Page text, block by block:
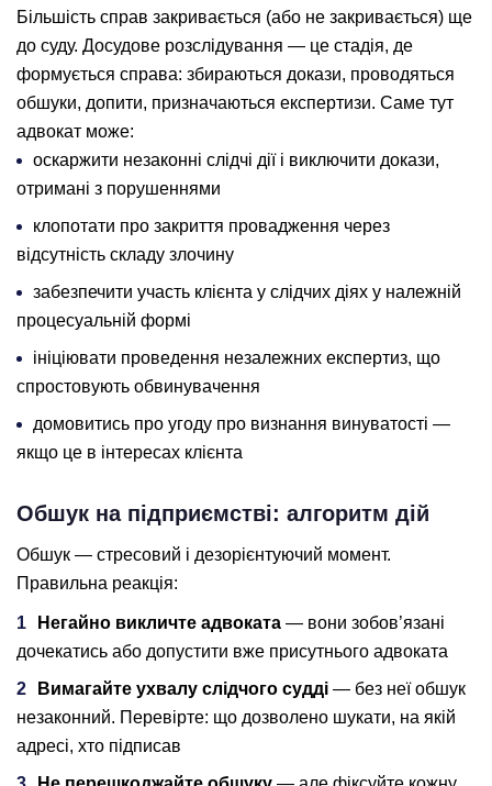
Більшість справ закривається (або не закривається) ще
до суду. Досудове розслідування — це стадія, де
формується справа: збираються докази, проводяться
обшуки, допити, призначаються експертизи. Саме тут
адвокат може:
оскаржити незаконні слідчі дії і виключити докази,
отримані з порушеннями
клопотати про закриття провадження через
відсутність складу злочину
забезпечити участь клієнта у слідчих діях у належній
процесуальній формі
ініціювати проведення незалежних експертиз, що
спростовують обвинувачення
домовитись про угоду про визнання винуватості —
якщо це в інтересах клієнта
Обшук на підприємстві: алгоритм дій
Обшук — стресовий і дезорієнтуючий момент.
Правильна реакція:
Негайно викличте адвоката — вони зобов’язані
дочекатись або допустити вже присутнього адвоката
Вимагайте ухвалу слідчого судді — без неї обшук
незаконний. Перевірте: що дозволено шукати, на якій
адресі, хто підписав